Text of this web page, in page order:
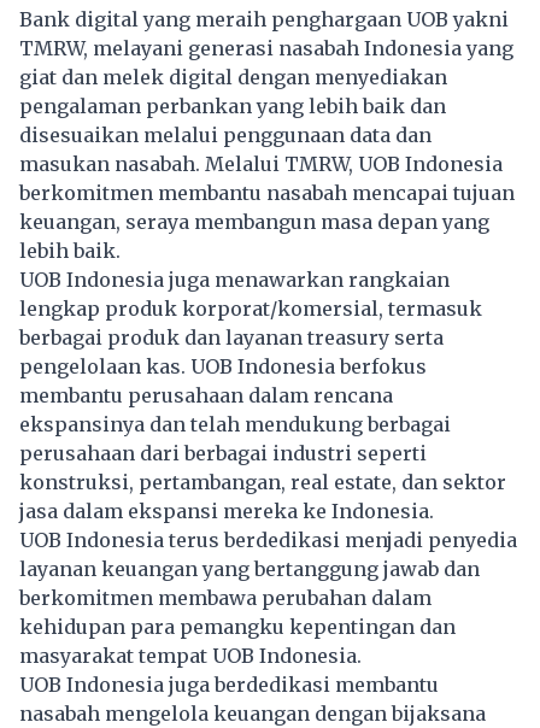
Bank digital yang meraih penghargaan UOB yakni
TMRW, melayani generasi nasabah Indonesia yang
giat dan melek digital dengan menyediakan
pengalaman perbankan yang lebih baik dan
disesuaikan melalui penggunaan data dan
masukan nasabah. Melalui TMRW, UOB Indonesia
berkomitmen membantu nasabah mencapai tujuan
keuangan, seraya membangun masa depan yang
lebih baik.
UOB Indonesia juga menawarkan rangkaian
lengkap produk korporat/komersial, termasuk
berbagai produk dan layanan treasury serta
pengelolaan kas. UOB Indonesia berfokus
membantu perusahaan dalam rencana
ekspansinya dan telah mendukung berbagai
perusahaan dari berbagai industri seperti
konstruksi, pertambangan, real estate, dan sektor
jasa dalam ekspansi mereka ke Indonesia.
UOB Indonesia terus berdedikasi menjadi penyedia
layanan keuangan yang bertanggung jawab dan
berkomitmen membawa perubahan dalam
kehidupan para pemangku kepentingan dan
masyarakat tempat UOB Indonesia.
UOB Indonesia juga berdedikasi membantu
nasabah mengelola keuangan dengan bijaksana